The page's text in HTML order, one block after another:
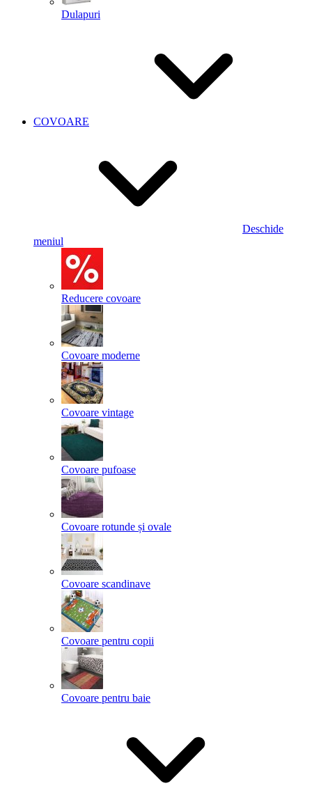
Dulapuri
COVOARE
Deschide
meniul
Reducere covoare
Covoare moderne
Covoare vintage
Covoare pufoase
Covoare rotunde și ovale
Covoare scandinave
Covoare pentru copii
Covoare pentru baie